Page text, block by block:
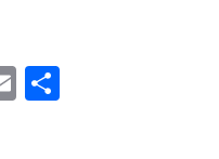
Email